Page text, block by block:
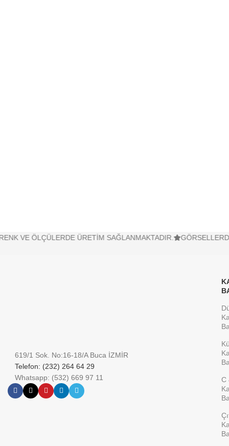
VE ÖLÇÜLERDE ÜRETİM SAĞLANMAKTADIR. GÖRSELLERDE
619/1 Sok. No:16-18/A Buca İZMİR
Telefon: (232) 264 64 29
Whatsapp: (532) 669 97 11
C